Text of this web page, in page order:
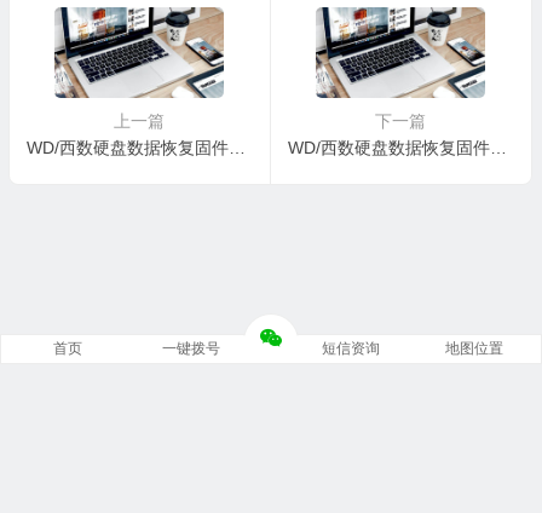
上一篇
WD/西数硬盘数据恢复固件WDC WD10EZEX-08Y20A0-02-01A02-WD-WCC3F1FNT9CU-0008001R-1578
下一篇
WD/西数硬盘数据恢复固件WDC WD10EZEX-21M2NA0-01.01A01-WD-WCC3FPAPXXDL- 00060042-1578
首页 一键拨号 短信资询 地图位置